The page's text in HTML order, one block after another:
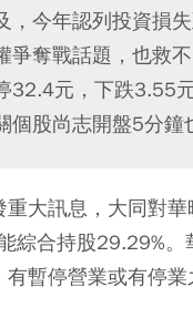
，今年認列投資損
爭奪戰話題，也救不
32.4元，下跌3.55
個股尚志開盤5分鐘
重大訊息，大同對
綜合持股29.29%。
暫停營業或有停